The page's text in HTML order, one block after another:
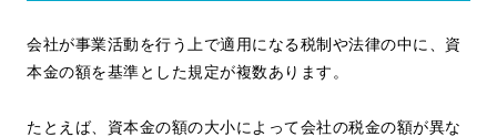
会社が事業活動を行う上で適用になる税制や法律の中に、資
本金の額を基準とした規定が複数あります。
たとえば、資本金の額の大小によって会社の税金の額が異な